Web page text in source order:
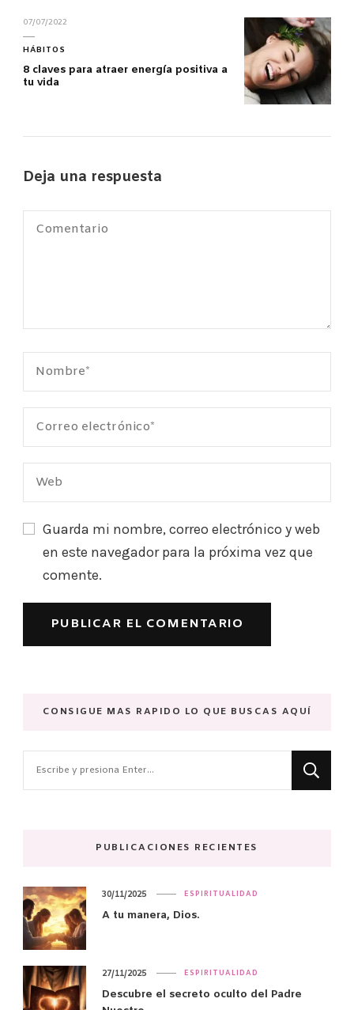
07/07/2022
HÁBITOS
8 claves para atraer energía positiva a
tu vida
Deja una respuesta
Guarda mi nombre, correo electrónico y web
en este navegador para la próxima vez que
comente.
CONSIGUE MAS RAPIDO LO QUE BUSCAS AQUÍ
PUBLICACIONES RECIENTES
ESPIRITUALIDAD
A tu manera, Dios.
30/11/2025
ESPIRITUALIDAD
Descubre el secreto oculto del Padre
27/11/2025